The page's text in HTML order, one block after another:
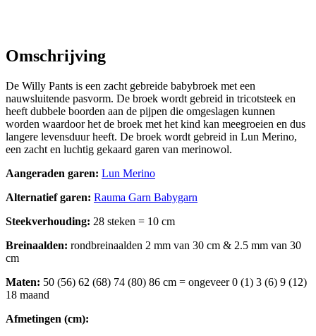
Omschrijving
De Willy Pants is een zacht gebreide babybroek met een
nauwsluitende pasvorm. De broek wordt gebreid in tricotsteek en
heeft dubbele boorden aan de pijpen die omgeslagen kunnen
worden waardoor het de broek met het kind kan meegroeien en dus
langere levensduur heeft. De broek wordt gebreid in Lun Merino,
een zacht en luchtig gekaard garen van merinowol.
Aangeraden garen: Lun Merino
Alternatief garen: Rauma Garn Babygarn
Steekverhouding: 28 steken = 10 cm
Breinaalden: rondbreinaalden 2 mm van 30 cm & 2.5 mm van 30
cm
Maten: 50 (56) 62 (68) 74 (80) 86 cm = ongeveer 0 (1) 3 (6) 9 (12)
18 maand
Afmetingen (cm):